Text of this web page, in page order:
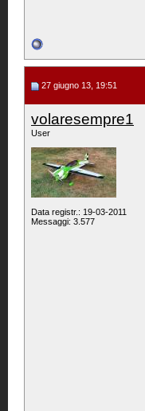
27 giugno 13, 19:51
volaresempre1
User
Data registr.: 19-03-2011
Messaggi: 3.577